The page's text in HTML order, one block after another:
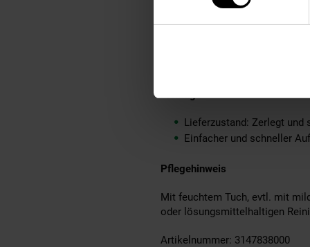
Montage
Lieferzustand: Zerlegt und
Einfacher und schneller
Pflegehinweis
Mit feuchtem Tuch, evtl. mit
oder lösungsmittelhaltigen
Artikelnummer: 3147838000